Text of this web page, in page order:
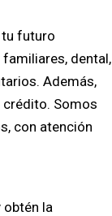
futuro
dental,
Además,
crédito. Somos
con atención
obtén la